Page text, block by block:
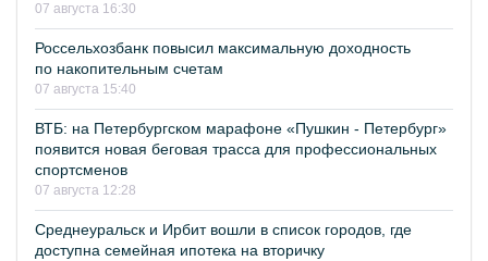
07 августа 16:30
Россельхозбанк повысил максимальную доходность
по накопительным счетам
07 августа 15:40
ВТБ: на Петербургском марафоне «Пушкин - Петербург»
появится новая беговая трасса для профессиональных
спортсменов
07 августа 12:28
Среднеуральск и Ирбит вошли в список городов, где
доступна семейная ипотека на вторичку